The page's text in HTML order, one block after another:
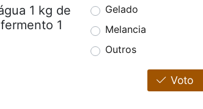
1 kg de
1
Gelado
Melancia
Outros
Voto